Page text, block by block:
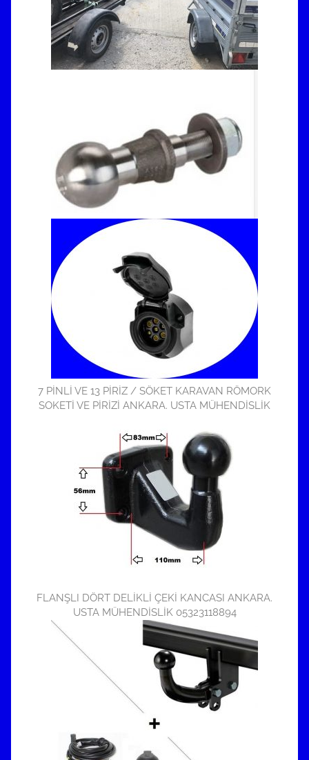
7 PİNLİ VE 13 PİRİZ / SÖKET KARAVAN RÖMORK
SOKETİ VE PİRİZİ ANKARA. USTA MÜHENDİSLİK
FLANŞLI DÖRT DELİKLİ ÇEKİ KANCASI ANKARA.
USTA MÜHENDİSLİK 05323118894